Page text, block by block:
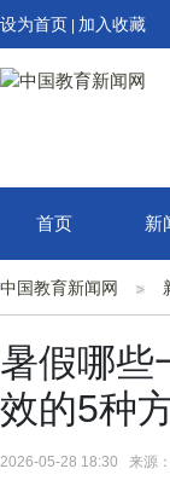
设为首页 加入收藏
首页 新
中国教育新闻网
暑假哪些
效的5种
2026-05-28 18:30 来源